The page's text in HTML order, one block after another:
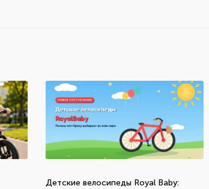
Детские велосипеды Royal Baby: